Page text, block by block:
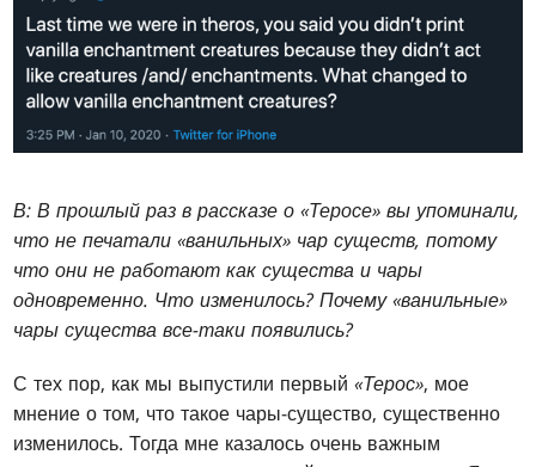
В: В прошлый раз в рассказе о «Теросе» вы упоминали,
что не печатали «ванильных» чар существ, потому
что они не работают как существа и чары
одновременно. Что изменилось? Почему «ванильные»
чары существа все-таки появились?
С тех пор, как мы выпустили первый«Терос», мое
мнение о том, что такое чары-существо, существенно
изменилось. Тогда мне казалось очень важным